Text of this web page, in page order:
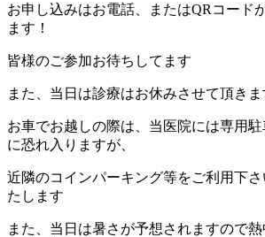
お申し込みはお電話、またはQRコード
ます！
皆様のご参加お待ちしてます
また、当日は診療はお休みさせて頂きま
お車でお越しの際は、当医院には専用
に恐れ入りますが、
近隣のコインパーキング等をご利用下
たします
また、当日は暑さが予想されますので